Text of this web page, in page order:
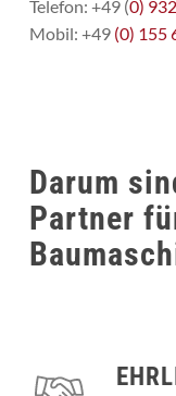
Telefon: +49 (0)
Mobil: +49 (0) 155
Darum
Partner